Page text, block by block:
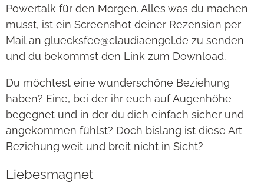
Powertalk für den Morgen. Alles was du machen
musst, ist ein Screenshot deiner Rezension per
Mail an gluecksfee@claudiaengel.de zu senden
und du bekommst den Link zum Download.
Du möchtest eine wunderschöne Beziehung
haben? Eine, bei der ihr euch auf Augenhöhe
begegnet und in der du dich einfach sicher und
angekommen fühlst? Doch bislang ist diese Art
Beziehung weit und breit nicht in Sicht?
Liebesmagnet